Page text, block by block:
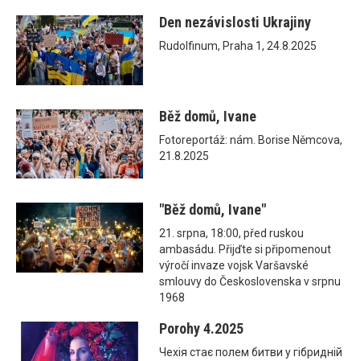
Den nezávislosti Ukrajiny
Rudolfinum, Praha 1, 24.8.2025
Běž domů, Ivane
Fotoreportáž: nám. Borise Němcova,
21.8.2025
"Běž domů, Ivane"
21. srpna, 18:00, před ruskou
ambasádu. Přijďte si připomenout
výročí invaze vojsk Varšavské
smlouvy do Československa v srpnu
1968
Porohy 4.2025
Чехія стає полем битви у гібридній